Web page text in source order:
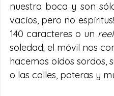
nuestra boca y son
vacíos, pero no
140 caracteres o un reel
soledad; el móvil nos
hacemos oídos sordos,
o las calles, pateras y